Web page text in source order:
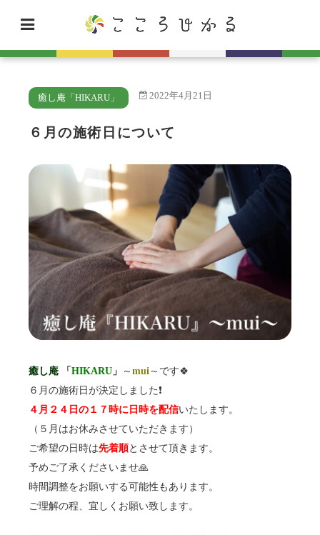
癒し庵「HIKARU」 2022年4月21日
６月の施術日について
癒し庵 「HIKARU 」 ～ mui ～です🍀
６月の施術日が決定しました❗️
４月２４日の１７時に日時を配信いたします。
（５月はお休みさせていただきます）
ご希望の日時は先着順とさせて頂きます。
予めご了承くださいませ🙏
時間調整をお願いする可能性もあります。
ご理解の程、宜しくお願い致します。